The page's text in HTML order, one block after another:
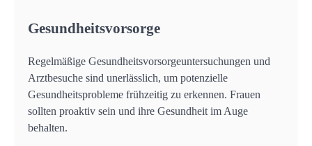
Gesundheitsvorsorge
Regelmäßige Gesundheitsvorsorgeuntersuchungen und
Arztbesuche sind unerlässlich, um potenzielle
Gesundheitsprobleme frühzeitig zu erkennen. Frauen
sollten proaktiv sein und ihre Gesundheit im Auge
behalten.